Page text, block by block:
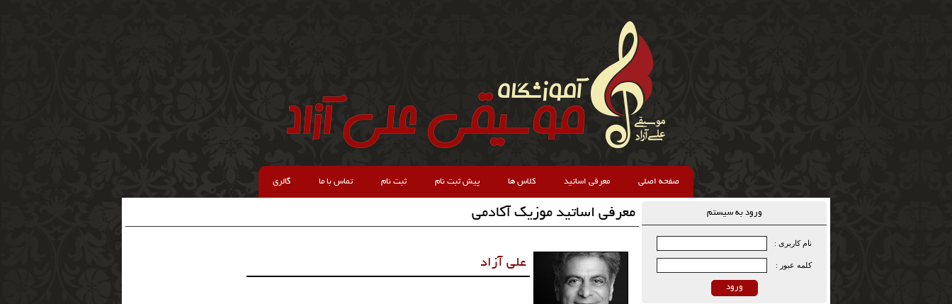
صفحه اصلی معرفی اساتید کلاس ها پیش ثبت نام ثبت نام تماس با ما گالری
معرفی اساتید موزیک آکادمی
علی آزاد
ورود به سیستم
نام کاربری :
کلمه عبور :
ورود